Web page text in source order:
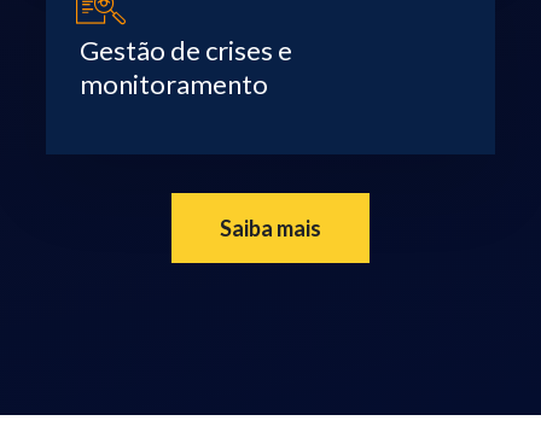
Gestão de crises e
monitoramento
Saiba mais